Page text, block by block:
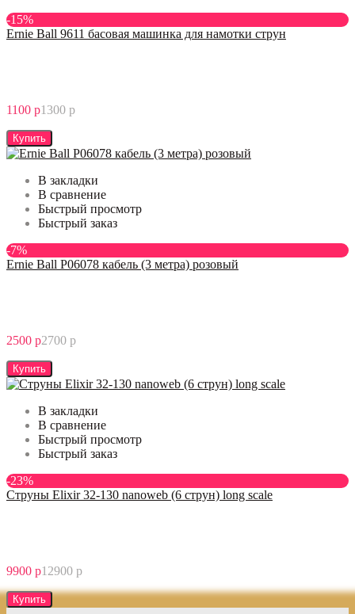
-15%
Ernie Ball 9611 басовая машинка для намотки струн
1100 р1300 р
Купить
В закладки
В сравнение
Быстрый просмотр
Быстрый заказ
-7%
Ernie Ball P06078 кабель (3 метра) розовый
2500 р2700 р
Купить
В закладки
В сравнение
Быстрый просмотр
Быстрый заказ
-23%
Струны Elixir 32-130 nanoweb (6 струн) long scale
9900 р12900 р
Купить